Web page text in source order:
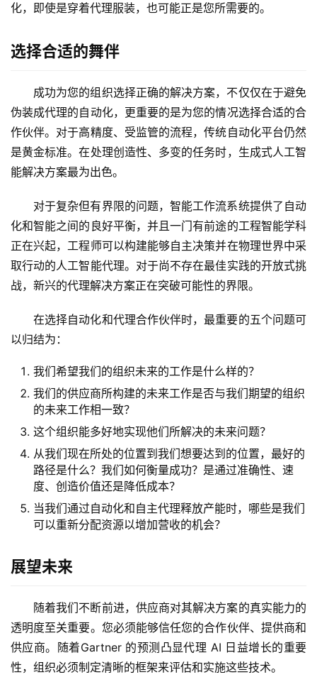
化，即使是穿着代理服装，也可能正是您所需要的。
选择合适的舞伴
成功为您的组织选择正确的解决方案，不仅仅在于避免
伪装成代理的自动化，更重要的是为您的情况选择合适的合
作伙伴。对于高精度、受监管的流程，传统自动化平台仍然
是黄金标准。在处理创造性、多变的任务时，生成式人工智
能解决方案最为出色。
对于复杂但有界限的问题，智能工作流系统提供了自动
化和智能之间的良好平衡，并且一门有前途的工程智能学科
正在兴起，工程师可以构建能够自主决策并在物理世界中采
取行动的人工智能代理。对于尚不存在最佳实践的开放式挑
战，新兴的代理解决方案正在突破可能性的界限。
在选择自动化和代理合作伙伴时，最重要的五个问题可
以归结为：
我们希望我们的组织未来的工作是什么样的？
我们的供应商所构建的未来工作是否与我们期望的组织
的未来工作相一致？
这个组织能多好地实现他们所解决的未来问题？
从我们现在所处的位置到我们想要达到的位置，最好的
路径是什么？我们如何衡量成功？是通过准确性、速
度、创造价值还是降低成本？
当我们通过自动化和自主代理释放产能时，哪些是我们
可以重新分配资源以增加营收的机会？
展望未来
随着我们不断前进，供应商对其解决方案的真实能力的
透明度至关重要。您必须能够信任您的合作伙伴、提供商和
供应商。随着Gartner 的预测凸显代理 AI 日益增长的重要
性，组织必须制定清晰的框架来评估和实施这些技术。